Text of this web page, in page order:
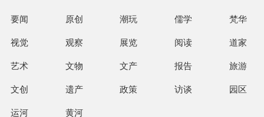
要闻 原创 潮玩 儒学 梵华
视觉 观察 展览 阅读 道家
艺术 文物 文产 报告 旅游
文创 遗产 政策 访谈 园区
运河 黄河